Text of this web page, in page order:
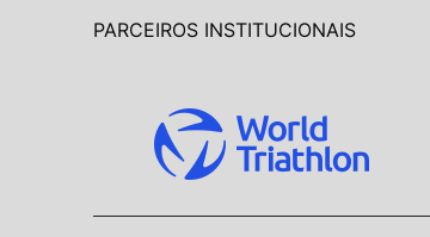
PARCEIROS INSTITUCIONAIS